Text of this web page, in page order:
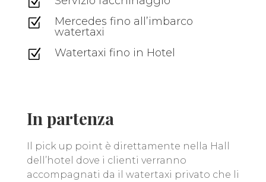
Z
Mercedes fino all’imbarco
watertaxi
Z Watertaxi fino in Hotel
In partenza
Il pick up point è direttamente nella Hall
dell’hotel dove i clienti verranno
accompagnati da il watertaxi privato che li